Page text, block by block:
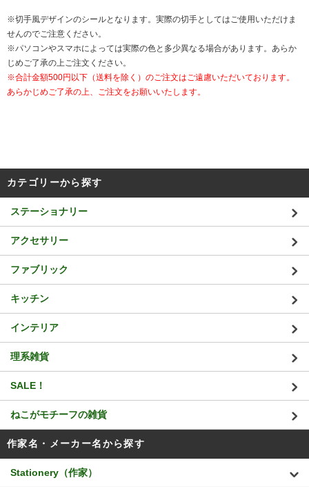
※切手風デザインのシールとなります。実際の切手としてはご使用いただけま
せんのでご注意ください。
※パソコンやスマホによっては実際の色と多少異なる場合があります。あらか
じめご了承の上ご注文ください。
※合計金額500円以下（送料を除く）のご注文はご遠慮いただいております。
あらかじめご了承の上、ご注文をお願いいたします。
カテゴリーから探す
ステーショナリー
アクセサリー
ファブリック
キッチン
インテリア
理系雑貨
SALE！
ねこがモチーフの雑貨
作家名・メーカー名から探す
Stationery（作家）